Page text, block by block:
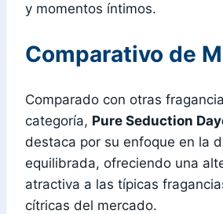
y momentos íntimos.
Comparativo de
Comparado con otras
categoría, Pure Seduction
destaca por su enfoque en la
equilibrada, ofreciendo una
atractiva a las típicas
cítricas del mercado.